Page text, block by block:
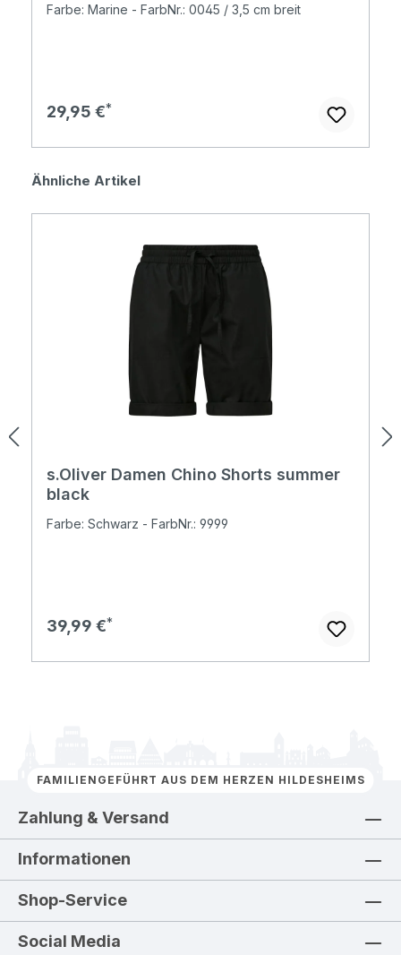
Farbe: Marine - FarbNr.: 0045 / 3,5 cm breit
Regulärer Preis:
29,95 €
Produktgalerie überspringen
Ähnliche Artikel
s.Oliver Damen Chino Shorts summer
black
Farbe: Schwarz - FarbNr.: 9999
Regulärer Preis:
39,99 €
FAMILIENGEFÜHRT AUS DEM HERZEN HILDESHEIMS
Zahlung & Versand
Informationen
Shop-Service
Social Media